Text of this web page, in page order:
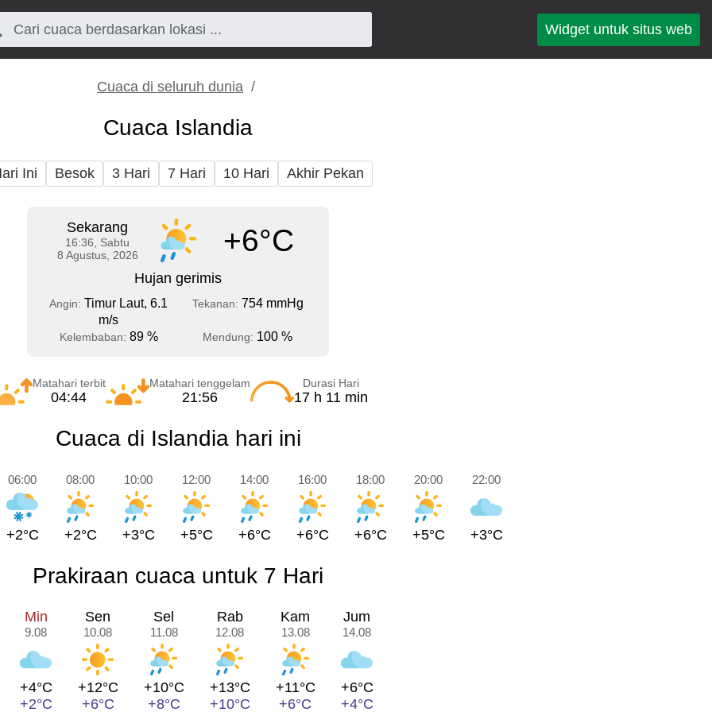
Widget untuk situs web
Cuaca di seluruh dunia
Cuaca Islandia
Ini Besok 3 Hari 7 Hari 10 Hari Akhir Pekan
Sekarang
16:36, Sabtu
8 Agustus, 2026
+6°C
Hujan gerimis
Angin: Timur Laut, 6.1
m/s
Tekanan: 754 mmHg
Kelembaban: 89 % Mendung: 100 %
Matahari terbit
04:44
Matahari tenggelam
21:56
Durasi Hari
17 h 11 min
Cuaca di Islandia hari ini
06:00
+2°C
08:00
+2°C
10:00
+3°C
12:00
+5°C
14:00
+6°C
16:00
+6°C
18:00
+6°C
20:00
+5°C
22:00
+3°C
Prakiraan cuaca untuk 7 Hari
Min
9.08
+4°C
+2°C
Sen
10.08
+12°C
+6°C
Sel
11.08
+10°C
+8°C
Rab
12.08
+13°C
+10°C
Kam
13.08
+11°C
+6°C
Jum
14.08
+6°C
+4°C